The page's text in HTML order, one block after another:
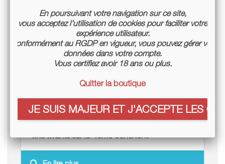
vins vivants sur le 4ème continent
En poursuivant votre navigation sur ce site,
vous acceptez l’utilisation de cookies pour faciliter votre
expérience utilisateur.
Conformément au RGDP en vigueur, vous pouvez gérer vos
données dans votre compte.
Vous certifiez avoir 18 ans ou plus.
Quitter la boutique
JE SUIS MAJEUR ET J'ACCEPTE LES